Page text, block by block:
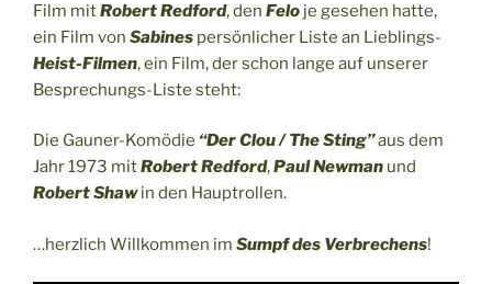
Film mitRobert Redford, den Felo je gesehen hatte,
ein Film von Sabines persönlicher Liste an Lieblings-
Heist-Filmen, ein Film, der schon lange auf unserer
Besprechungs-Liste steht:
Die Gauner-Komödie “Der Clou / The Sting”aus dem
Jahr 1973 mitRobert Redford,Paul Newman und
Robert Shawin den Hauptrollen.
…herzlich Willkommen im Sumpf des Verbrechens!